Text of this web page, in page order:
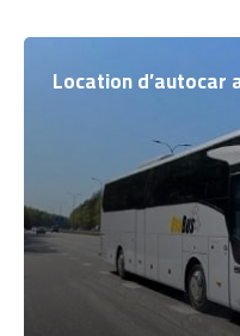
Location d’autocar